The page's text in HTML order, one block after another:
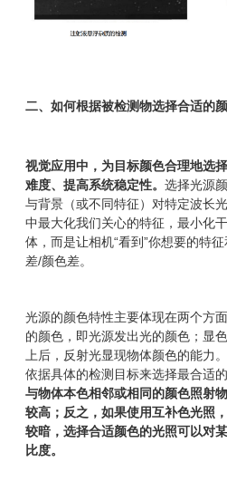
二、如何根据被检测物选择合适的
视觉应用中，为目标颜色合理地选
难度、提高系统稳定性。 选择光源
与背景（或不同特征）对特定波长
中最大化我们关心的特征，最小化
体，而是让相机“看到”你想要的特
差/颜色差。
光源的颜色特性主要体现在两个方
的颜色，即光源发出光的颜色；显
上后，反射光显现物体颜色的能力
依据具体的检测目标来选择最合适的
与物体本色相邻或相同的颜色照射
较高；反之，如果使用互补色光照
较暗，选择合适颜色的光照可以对
比度。